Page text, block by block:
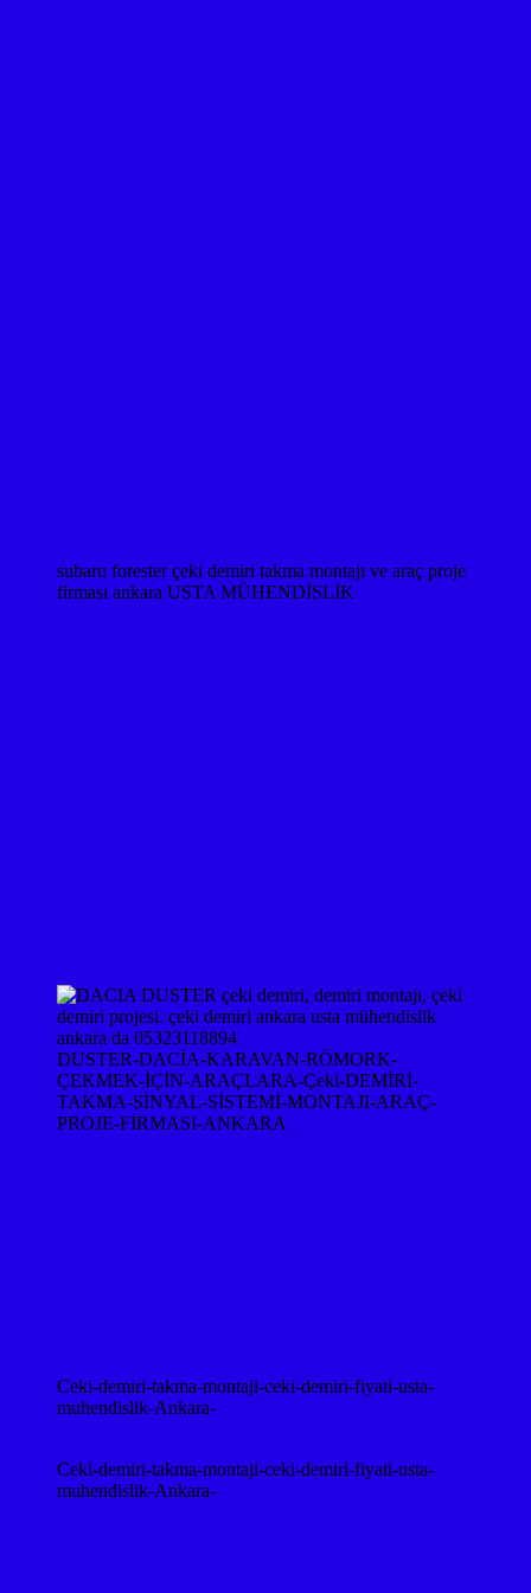
subaru forester çeki demiri takma montajı ve araç proje
firması ankara USTA MÜHENDİSLİK
DUSTER-DACİA-KARAVAN-RÖMORK-
ÇEKMEK-İÇİN-ARAÇLARA-Çeki-DEMİRİ-
TAKMA-SİNYAL-SİSTEMİ-MONTAJI-ARAÇ-
PROJE-FİRMASI-ANKARA
Ceki-demiri-takma-montaji-ceki-demiri-fiyati-usta-
muhendislik-Ankara-
Ceki-demiri-takma-montaji-ceki-demiri-fiyati-usta-
muhendislik-Ankara-